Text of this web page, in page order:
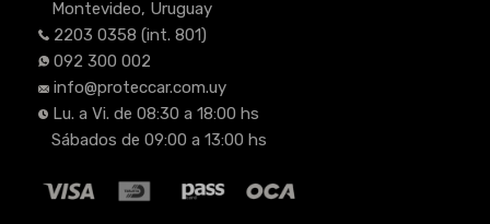
Montevideo, Uruguay
2203 0358 (int. 801)
092 300 002
info@proteccar.com.uy
Lu. a Vi. de 08:30 a 18:00 hs
Sábados de 09:00 a 13:00 hs